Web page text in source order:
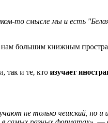
то смысле мы и есть
большим книжным
так и те, кто изучает
не только чешский, но и